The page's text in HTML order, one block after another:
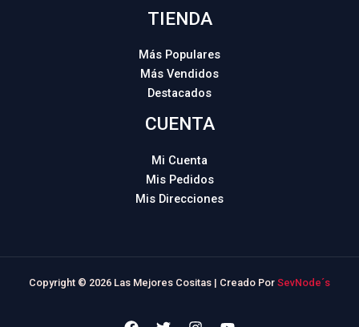
TIENDA
Más Populares
Más Vendidos
Destacados
CUENTA
Mi Cuenta
Mis Pedidos
Mis Direcciones
Copyright © 2026 Las Mejores Cositas | Creado Por SevNode´s